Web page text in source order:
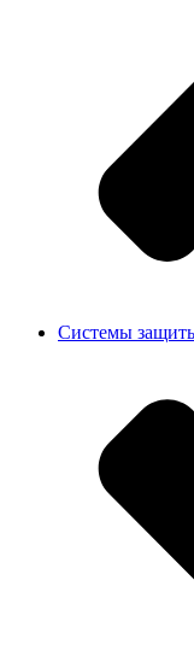
Системы